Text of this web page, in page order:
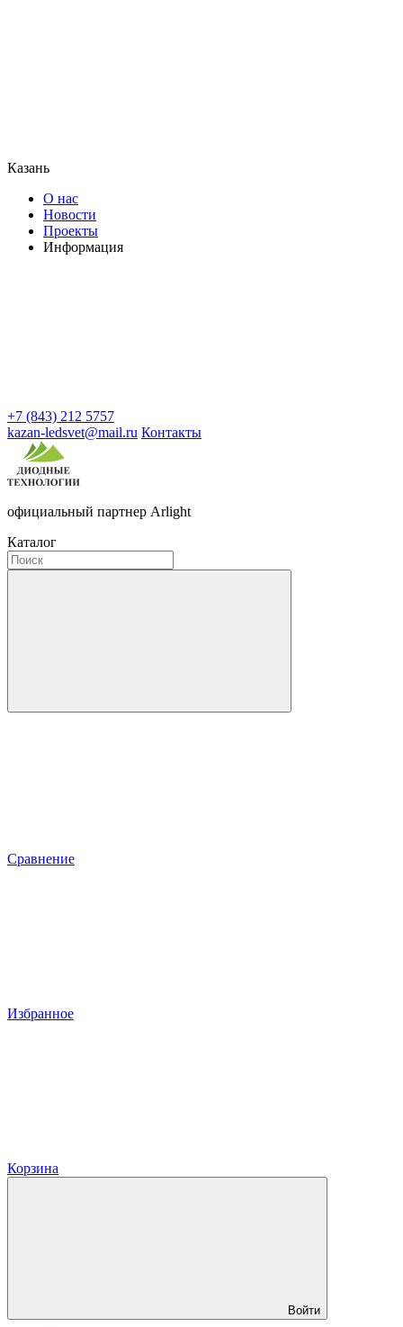
Казань
О нас
Новости
Проекты
Информация
+7 (843) 212 5757
kazan-ledsvet@mail.ru Контакты
официальный партнер Arlight
Каталог
Сравнение
Избранное
Корзина
Войти